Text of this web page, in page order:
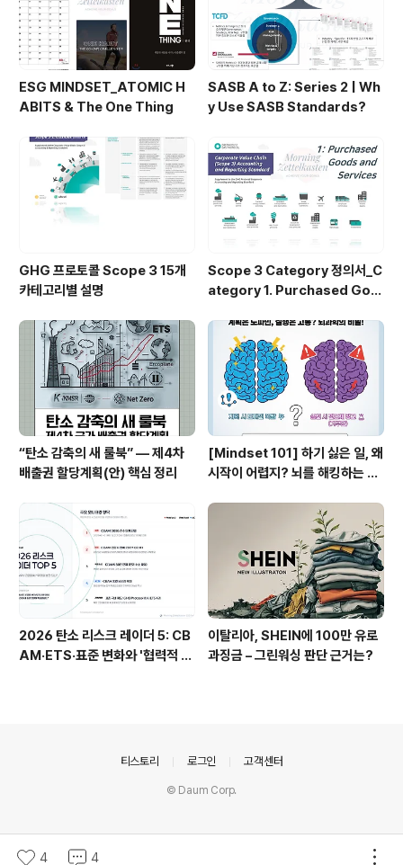
ESG MINDSET_ATOMIC H
ABITS & The One Thing
SASB A to Z: Series 2 | Wh
y Use SASB Standards?
GHG 프로토콜 Scope 3 15개
카테고리별 설명
Scope 3 Category 정의서_C
ategory 1. Purchased Goo
“탄소 감축의 새 룰북” — 제4차
배출권 할당계획(안) 핵심 정리
[Mindset 101] 하기 싫은 일, 왜
시작이 어렵지? 뇌를 해킹하는 5
2026 탄소 리스크 레이더 5: CB
AM·ETS·표준 변화와 '협력적 M
이탈리아, SHEIN에 100만 유로
과징금 – 그린워싱 판단 근거는?
4 4
티스토리 로그인 고객센터
© Daum Corp.